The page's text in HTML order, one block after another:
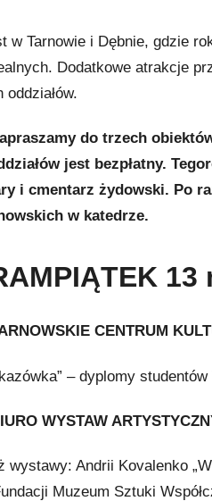
w Tarnowie i Dębnie, gdzie
Dodatkowe atrakcje
do trzech
jest bezpłatny.
i cmentarz żydowski. Po
w katedrze.
13
CENTRUM
– dyplomy
WYSTAW
wystawy: Andrii Kovalenko
Muzeum Sztuki